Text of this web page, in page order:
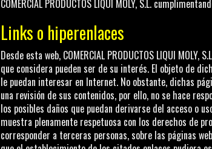
COMERCIAL PRODUCTOS LIQUI MOLY, S.L.
Links o hiperenlaces
Desde esta web, COMERCIAL PRODUCTOS LIQUI MOLY,
que considera pueden ser de su interés. El objeto de
le puedan interesar en Internet. No obstante, dichas
una revisión de sus contenidos, por ello, no se hace
los posibles daños que puedan derivarse del acceso o
muestra plenamente respetuosa con los derechos de
corresponder a terceras personas, sobre las páginas